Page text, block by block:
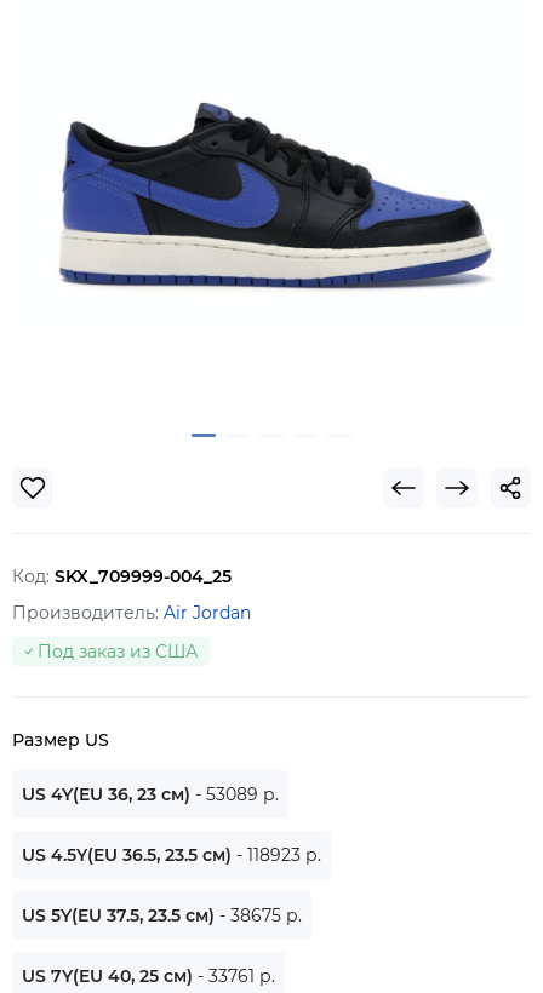
Код: SKX_709999-004_25
Производитель: Air Jordan
Под заказ из США
Размер US
US 4Y(EU 36, 23 см) - 53089 р.
US 4.5Y(EU 36.5, 23.5 см) - 118923 р.
US 5Y(EU 37.5, 23.5 см) - 38675 р.
US 7Y(EU 40, 25 см) - 33761 р.